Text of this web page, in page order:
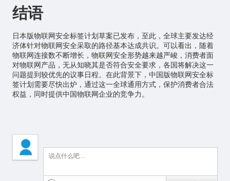
结语
日本版物联网安全标签计划草案已发布，至此，全球主要发达经
济体针对物联网安全采取的路径基本达成共识。可以看出，随着
物联网连接数不断增长，物联网安全形势越来越严峻，消费者面
对物联网产品，无从知晓其是否符合安全要求，各国将解决这一
问题提到较优先的议事日程。在此背景下，中国版物联网安全标
签计划需要尽快出炉，通过这一全球通用方式，保护消费者合法
权益，同时提供中国物联网企业的竞争力。